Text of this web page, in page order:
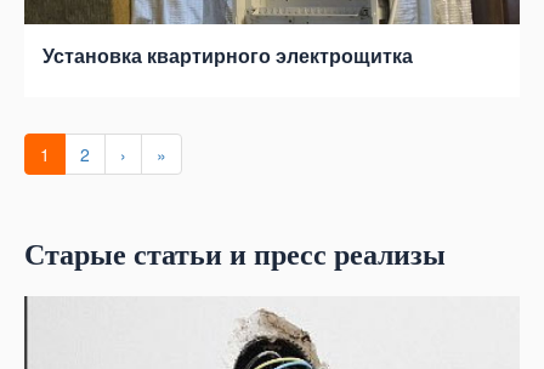
Установка квартирного электрощитка
1 2 › »
Старые статьи и пресс реализы